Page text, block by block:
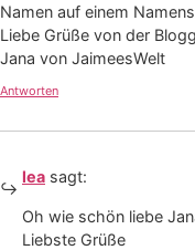
Namen auf einem
Liebe Grüße von der
Jana von JaimeesWelt
Antworten
lea sagt:
Oh wie schön liebe
Liebste Grüße